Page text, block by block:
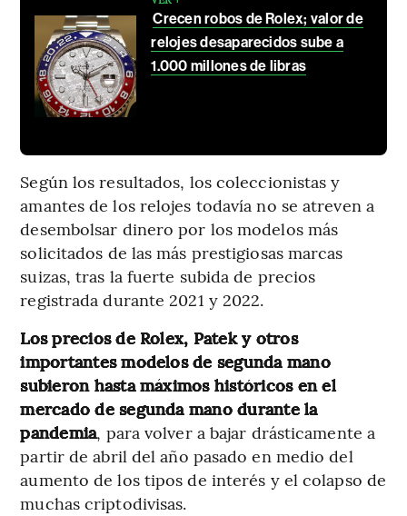
Crecen robos de Rolex; valor de
relojes desaparecidos sube a
1.000 millones de libras
Según los resultados, los coleccionistas y
amantes de los relojes todavía no se atreven a
desembolsar dinero por los modelos más
solicitados de las más prestigiosas marcas
suizas, tras la fuerte subida de precios
registrada durante 2021 y 2022.
Los precios de Rolex, Patek y otros
importantes modelos de segunda mano
subieron hasta máximos históricos en el
mercado de segunda mano durante la
pandemia, para volver a bajar drásticamente a
partir de abril del año pasado en medio del
aumento de los tipos de interés y el colapso de
muchas criptodivisas.